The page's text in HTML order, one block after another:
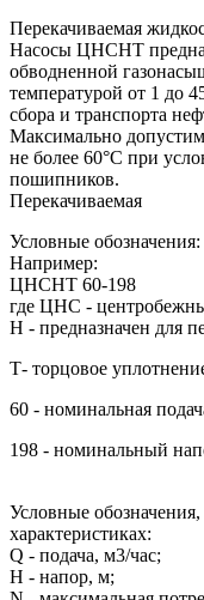
Перекачиваемая
Насосы ЦНСНТ
обводненной
температурой от 1 до
сбора и транспорта
Максимально
не более 60°С при
пошипников.
Перекачиваемая
Условные обозначения:
Например:
ЦНСНТ 60-198
где ЦНС -
Н - предназначен для
Т- торцовое
60 - номинальная
198 - номинальный
Условные
характеристиках:
Q - подача, м3/час;
H - напор, м;